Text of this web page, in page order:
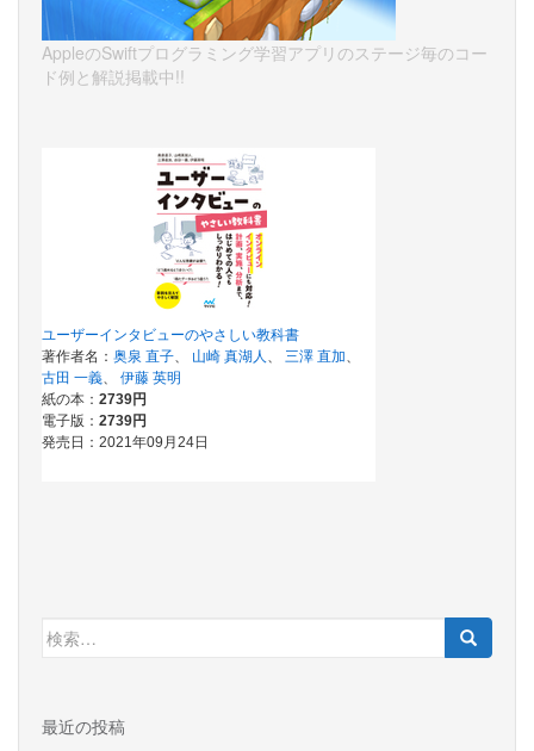
AppleのSwiftプログラミング学習アプリのステージ毎のコー
ド例と解説掲載中!!
検
索:
最近の投稿